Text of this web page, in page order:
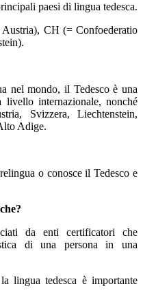
paesi di lingua tedesca.
CH (= Confoederatio
nel mondo, il Tedesco è una
internazionale, nonché
Svizzera, Liechtenstein,
Adige.
o conosce il Tedesco e
da enti certificatori che
di una persona in una
lingua tedesca è importante